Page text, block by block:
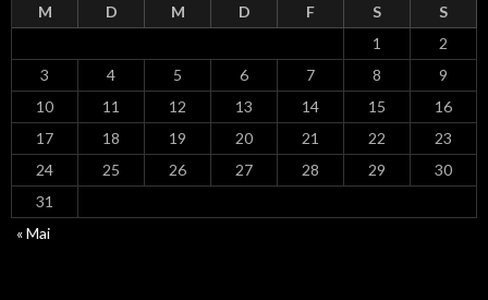
M D M D F S
S
1
2
3
4 5 6 7 8
9
10
11 12 13 14 15
16
17
18 19 20 21 22
23
24
25 26 27 28 29
30
31
« Mai